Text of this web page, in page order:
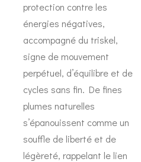
protection contre les
énergies négatives,
accompagné du triskel,
signe de mouvement
perpétuel, d’équilibre et de
cycles sans fin. De fines
plumes naturelles
s’épanouissent comme un
souffle de liberté et de
légèreté, rappelant le lien